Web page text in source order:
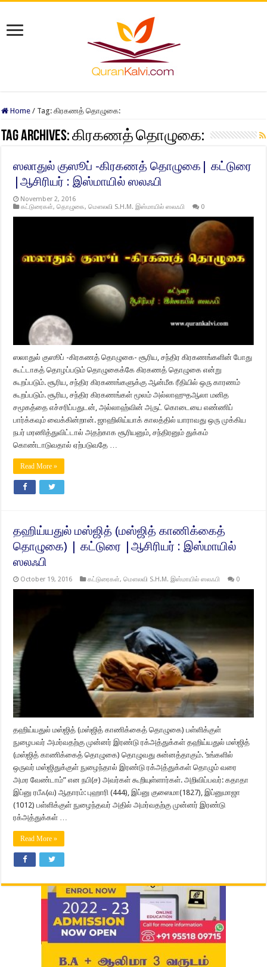
Home / Tag:கிரகணத் தொழுகை:
Tag Archives:கிரகணத் தொழுகை:
ஸலாதுல் குஸூப் -கிரகணத் தொழுகை| கட்டுரை
|ஆசிரியர் : இஸ்மாயில் ஸலஃபி
November 2, 2016
கட்டுரைகள்,தொழுகை,மௌலவி S.H.M. இஸ்மாயில் ஸலஃபி 0
ஸலாதுல் குஸூப் -கிரகணத் தொழுகை- சூரிய, சந்திர கிரகணங்களின் போது
கூட்டாகத் தொழப்படும் தொழுகைக்கே கிரகணத் தொழுகை என்று
கூறப்படும். சூரிய, சந்திர கிரகணங்களுக்கு ஆன்மீக ரீதியில் ஒரு காரணம்
கூறப்படும். சூரிய, சந்திர கிரகணங்கள் மூலம் அல்லாஹுதஆலா மனித
சமூகத்தை எச்சரிப்பதுடன், அல்லாஹ்வின் அருட் கொடையை எண்ணிப்
பார்க்கவும் வைக்கின்றான். ஜாஹிலிய்யாக் காலத்தில் யாராவது ஒரு முக்கிய
நபர் மரணித்துவிட்டால் அதற்காக சூரியனும், சந்திரனும் துக்கம்
கொண்டாடுவதால் ஏற்படுவதே …
Read More »
தஹிய்யதுல் மஸ்ஜித் (மஸ்ஜித் காணிக்கைத்
தொழுகை) | கட்டுரை |ஆசிரியர் : இஸ்மாயில்
ஸலஃபி
October 19, 2016 கட்டுரைகள்,மௌலவி S.H.M. இஸ்மாயில் ஸலஃபி 0
தஹிய்யதுல் மஸ்ஜித் (மஸ்ஜித் காணிக்கைத் தொழுகை) பள்ளிக்குள்
நுழைபவர் அமர்வதற்கு முன்னர் இரண்டு ரக்அத்துக்கள் தஹிய்யதுல் மஸ்ஜித்
(மஸ்ஜித் காணிக்கைத் தொழுகை) தொழுவது சுன்னத்தாகும். ‘உங்களில்
ஒருவர் மஸ்ஜிதுக்குள் நுழைந்தால் இரண்டு ரக்அத்துக்கள் தொழும் வரை
அமர வேண்டாம்” என நபி(ச) அவர்கள் கூறியுள்ளார்கள். அறிவிப்பவர்: கதாதா
இப்னு ரபீஃ(வ) ஆதாரம்: புஹாரி (444), இப்னு குஸைமா(1827), இப்னுமாஜா
(1012) பள்ளிக்குள் நுழைந்தவர் அதில் அமர்வதற்கு முன்னர் இரண்டு
ரக்அத்துக்கள் …
Read More »